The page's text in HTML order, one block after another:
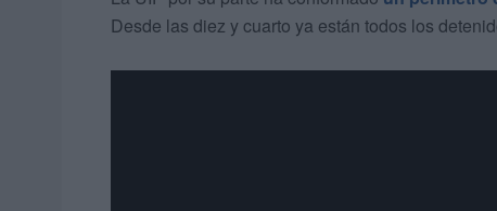
Desde las diez y cuarto ya están todos los